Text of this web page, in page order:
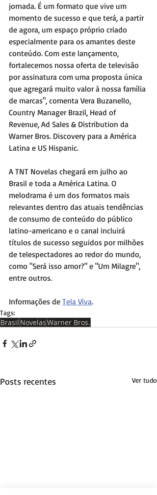
jornada. É um formato que vive um
momento de sucesso e que terá, a partir
de agora, um espaço próprio criado
especialmente para os amantes deste
conteúdo. Com este lançamento,
fortalecemos nossa oferta de televisão
por assinatura com uma proposta única
que agregará muito valor à nossa família
de marcas", comenta Vera Buzanello,
Country Manager Brazil, Head of
Revenue, Ad Sales & Distribution da
Warner Bros. Discovery para a América
Latina e US Hispanic.
A TNT Novelas chegará em julho ao
Brasil e toda a América Latina. O
melodrama é um dos formatos mais
relevantes dentro das atuais tendências
de consumo de conteúdo do público
latino-americano e o canal incluirá
títulos de sucesso seguidos por milhões
de telespectadores ao redor do mundo,
como "Será isso amor?" e "Um Milagre",
entre outros.
Informações de Tela Viva.
Tags:
Brasil NovelasWarner Bros.
Posts recentes Ver tudo